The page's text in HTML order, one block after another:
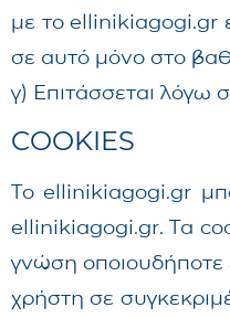
με το ellinikiagogi.gr
σε αυτό μόνο στο
γ) Επιτάσσεται λόγω
COOKIES
Το ellinikiagogi.gr
ellinikiagogi.gr. Τα
γνώση οποιουδήποτε
χρήστη σε